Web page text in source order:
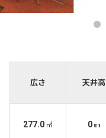
広さ
天井高
277.0 ㎡ 0 ㎜